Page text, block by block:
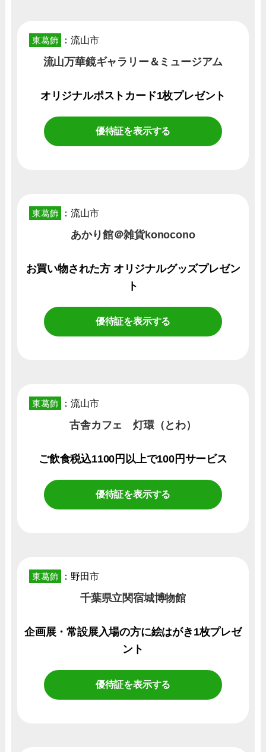
東葛飾 ：流山市
流山万華鏡ギャラリー＆ミュージアム
オリジナルポストカード1枚プレゼント
優待証を表示する
東葛飾 ：流山市
あかり館＠雑貨konocono
お買い物された方 オリジナルグッズプレゼン
ト
優待証を表示する
東葛飾 ：流山市
古舎カフェ 灯環（とわ）
ご飲食税込1100円以上で100円サービス
優待証を表示する
東葛飾 ：野田市
千葉県立関宿城博物館
企画展・常設展入場の方に絵はがき1枚プレゼ
ント
優待証を表示する